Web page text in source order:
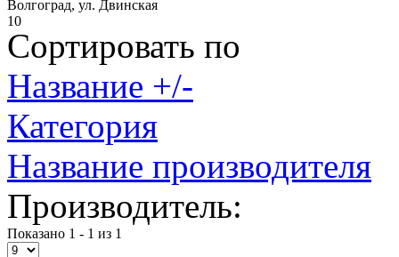
Сортировать по
Название +/-
Категория
Название производителя
Производитель:
Показано 1 - 1 из 1